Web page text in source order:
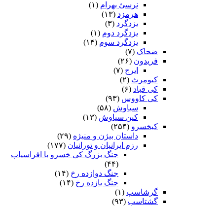
نرسئ بهرام‏ (۱)
هرمزد (۱۳)
یزدگرد (۳)
یزدگرد دوم (۱)
یزدگرد سوم (۱۴)
ضحاک (۷)
فریدون (۲۶)
ایرج (۷)
کیومرث (۲)
کی قباد (۶)
کی کاووس (۹۳)
سیاوش (۵۸)
کین سیاوش (۱۳)
کیخسرو (۲۵۴)
داستان بیژن و منیژه (۲۹)
رزم ایرانیان و تورانیان (۱۷۷)
جنگ بزرگ کی خسرو با افراسیاب
(۴۴)
جنگ دوازده رخ (۱۴)
جنگ یازده رخ (۱۴)
گرشاسپ (۱)
گشتاسب (۹۳)